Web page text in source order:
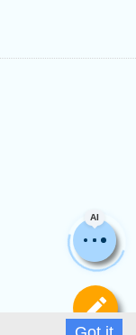
AI